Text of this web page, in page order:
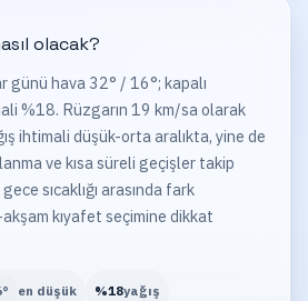
olacak?
günü hava 32° / 16°; kapalı
%18. Rüzgarın 19 km/sa olarak
ihtimali düşük-orta aralıkta, yine de
ve kısa süreli geçişler takip
sıcaklığı arasında fark
kıyafet seçimine dikkat
° en düşük %18yağış